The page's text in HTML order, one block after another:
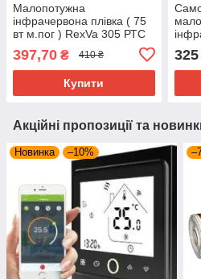
Малопотужна
інфрачервона плівка ( 75
вт м.пог ) RexVa 305 РТС
0.50х1.25
397,70 ₴ 410 ₴
Купити
325
Акційні пропозиції та
Новинка –10%